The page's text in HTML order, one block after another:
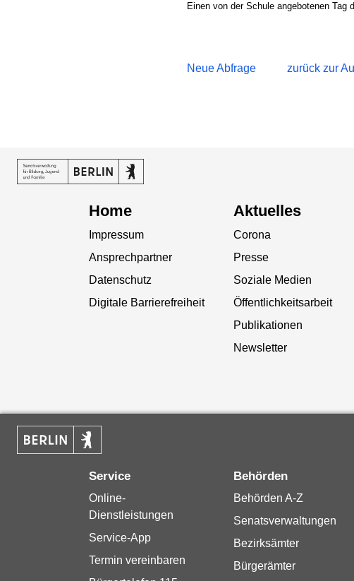
Einen von der Schule angebotenen Tag
Neue Abfrage zurück zur
Home
Impressum
Ansprechpartner
Datenschutz
Digitale Barrierefreiheit
Aktuelles
Corona
Presse
Soziale Medien
Öffentlichkeitsarbeit
Publikationen
Newsletter
Service
Online-
Dienstleistungen
Service-App
Termin vereinbaren
Behörden
Behörden A-Z
Senatsverwaltungen
Bezirksämter
Bürgerämter